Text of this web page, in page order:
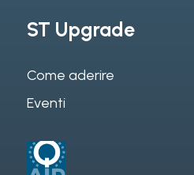
ST Upgrade
Come aderire
Eventi